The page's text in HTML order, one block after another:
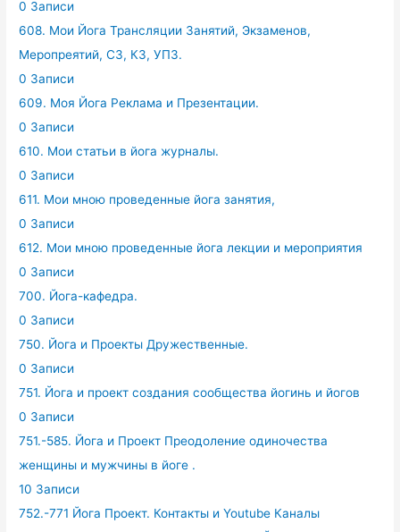
0 Записи
608. Мои Йога Трансляции Занятий, Экзаменов,
Меропреятий, СЗ, КЗ, УПЗ.
0 Записи
609. Моя Йога Реклама и Презентации.
0 Записи
610. Мои статьи в йога журналы.
0 Записи
611. Мои мною проведенные йога занятия,
0 Записи
612. Мои мною проведенные йога лекции и мероприятия
0 Записи
700. Йога-кафедра.
0 Записи
750. Йога и Проекты Дружественные.
0 Записи
751. Йога и проект создания сообщества йогинь и йогов
0 Записи
751.-585. Йога и Проект Преодоление одиночества
женщины и мужчины в йоге .
10 Записи
752.-771 Йога Проект. Контакты и Youtube Каналы